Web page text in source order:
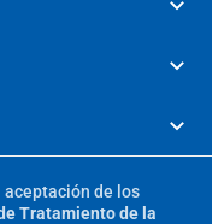
aceptación de los
Tratamiento de la